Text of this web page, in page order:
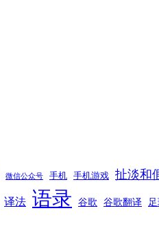
微信公众号 手机 手机游戏 扯淡和
译法 语录 谷歌 谷歌翻译